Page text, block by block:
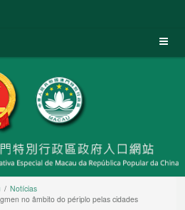
Notícias
no âmbito do périplo pelas cidades